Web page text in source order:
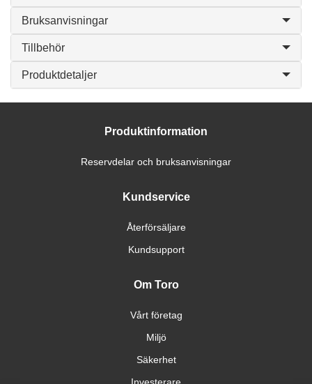
Bruksanvisningar
Tillbehör
Produktdetaljer
Produktinformation
Reservdelar och bruksanvisningar
Kundservice
Återförsäljare
Kundsupport
Om Toro
Vårt företag
Miljö
Säkerhet